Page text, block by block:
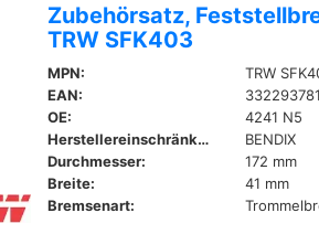
Zubehörsatz,
TRW SFK403
MPN:
TRW
EAN:
OE:
4241 N5
Herstellereinschränkung:
BENDIX
Durchmesser:
172 mm
Breite:
41 mm
Bremsenart: